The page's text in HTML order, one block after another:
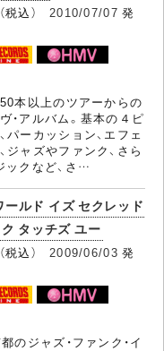
込） 2010/07/07 発
本以上のツアーからの
・アルバム。基本の４ピ
パーカッション、エフェ
ジャズやファンク、さら
ックなど、さ…
ールド イズ セクレッド
タッチズ ユー
込） 2009/06/03 発
のジャズ・ファンク・イ